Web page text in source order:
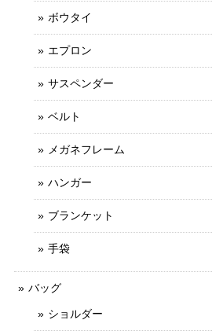
ボウタイ
エプロン
サスペンダー
ベルト
メガネフレーム
ハンガー
ブランケット
手袋
バッグ
ショルダー